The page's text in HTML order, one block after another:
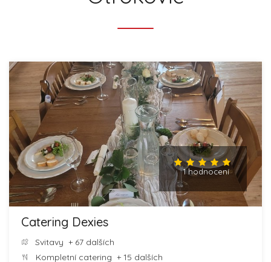
1 hodnocení
Catering Dexies
Svitavy + 67 dalších
Kompletní catering + 15 dalších